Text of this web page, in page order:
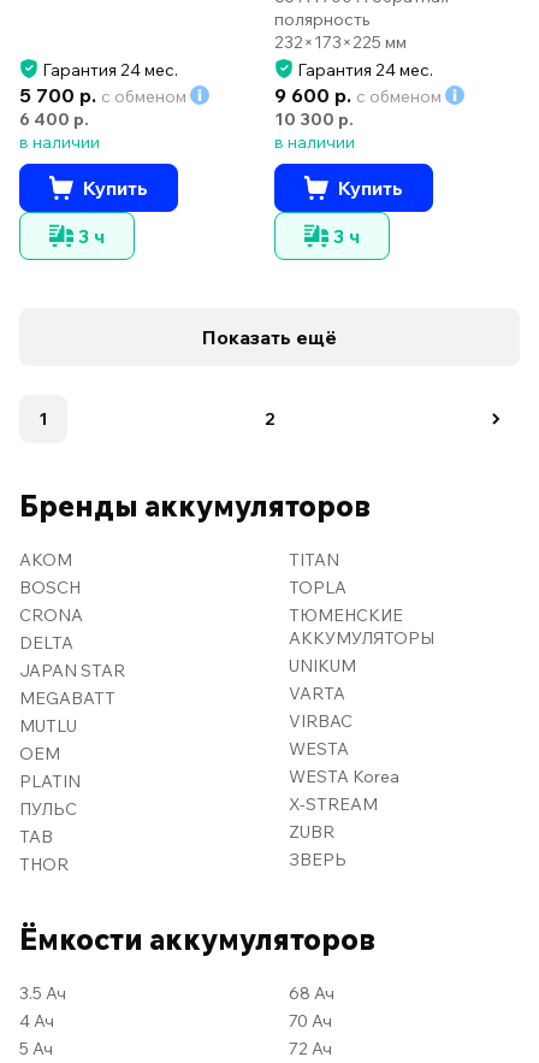
Гарантия 24 мес.
5 700 р. с обменом
6 400 р.
в наличии
Купить
3 ч
полярность
232×173×225 мм
Гарантия 24 мес.
9 600 р. с обменом
10 300 р.
в наличии
Купить
3 ч
Показать ещё
1 2
Бренды аккумуляторов
AKOM
BOSCH
CRONA
DELTA
JAPAN STAR
MEGABATT
MUTLU
OEM
PLATIN
ПУЛЬС
TAB
THOR
TITAN
TOPLA
ТЮМЕНСКИЕ
АККУМУЛЯТОРЫ
UNIKUM
VARTA
VIRBAC
WESTA
WESTA Korea
X-STREAM
ZUBR
ЗВЕРЬ
Ёмкости аккумуляторов
3.5 Ач
4 Ач
5 Ач
68 Ач
70 Ач
72 Ач